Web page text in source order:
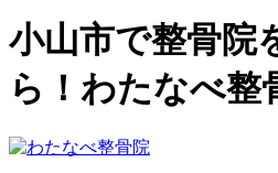
小山市で整骨院
ら！わたなべ整